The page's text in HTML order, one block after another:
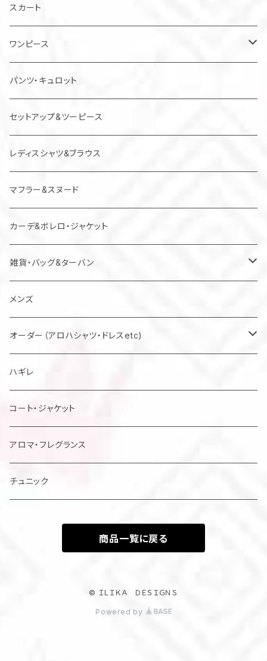
スカート
ワンピース
チュニック
ジャンパースカート
パンツ・キュロット
セットアップ&ツーピース
レディスシャツ&ブラウス
マフラー&スヌード
カーデ&ボレロ・ジャケット
雑貨・バッグ&ターバン
バッグ
マスク
メンズ
オーダー（アロハシャツ・ドレスetc)
メンズアロハシャツ他
レディスドレス・シャツ他
ハギレ
コート・ジャケット
アロマ・フレグランス
チュニック
商品一覧に戻る
© ＩＬＩＫＡ ＤＥＳＩＧＮＳ
Powered by